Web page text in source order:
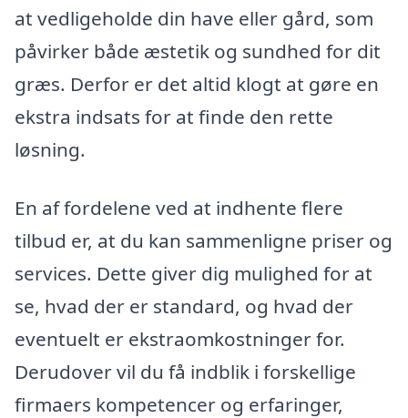
at vedligeholde din have eller gård, som
påvirker både æstetik og sundhed for dit
græs. Derfor er det altid klogt at gøre en
ekstra indsats for at finde den rette
løsning.
En af fordelene ved at indhente flere
tilbud er, at du kan sammenligne priser og
services. Dette giver dig mulighed for at
se, hvad der er standard, og hvad der
eventuelt er ekstraomkostninger for.
Derudover vil du få indblik i forskellige
firmaers kompetencer og erfaringer,